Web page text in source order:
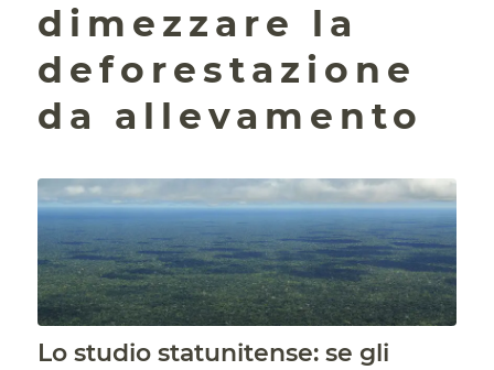
dimezzare la
deforestazione
da allevamento
Lo studio statunitense: se gli